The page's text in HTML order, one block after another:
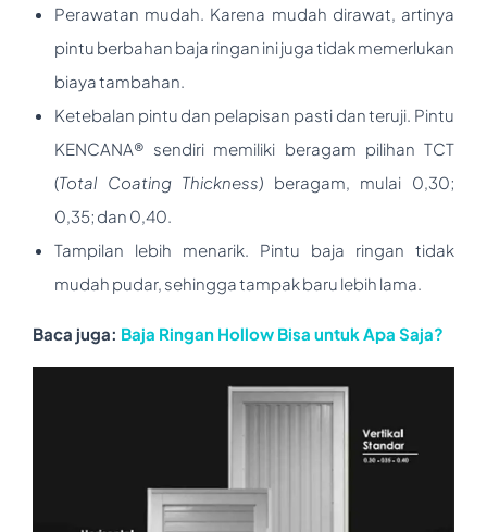
Perawatan mudah. Karena mudah dirawat, artinya
pintu berbahan baja ringan ini juga tidak memerlukan
biaya tambahan.
Ketebalan pintu dan pelapisan pasti dan teruji. Pintu
KENCANA® sendiri memiliki beragam pilihan TCT
(Total Coating Thickness) beragam, mulai 0,30;
0,35; dan 0,40.
Tampilan lebih menarik. Pintu baja ringan tidak
mudah pudar, sehingga tampak baru lebih lama.
Baca juga: Baja Ringan Hollow Bisa untuk Apa Saja?